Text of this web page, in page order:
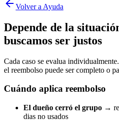
Volver a Ayuda
Depende de la
buscamos ser justos
Cada caso se evalua
el reembolso puede ser completo o
Cuándo aplica reembolso
El dueño cerró el grupo →
dias no usados